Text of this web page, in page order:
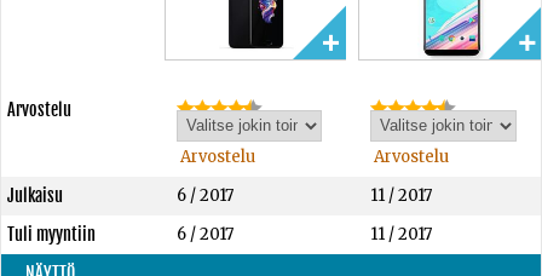
Arvostelu
Arvostelu
Arvostelu
Julkaisu
6 / 2017
11 / 2017
Tuli myyntiin
6 / 2017
11 / 2017